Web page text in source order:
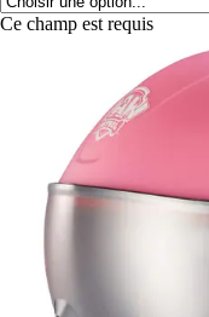
Ce champ est requis